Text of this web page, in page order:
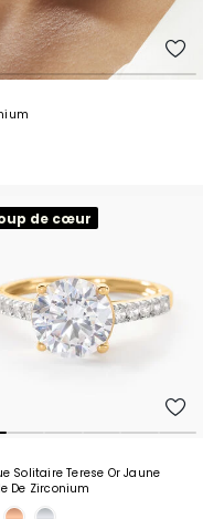
de cœur
Solitaire Terese Or Jaune
De Zirconium